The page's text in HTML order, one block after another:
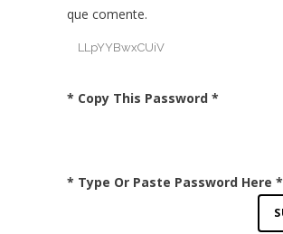
que comente.
* Copy This Password *
* Type Or Paste Password Here *